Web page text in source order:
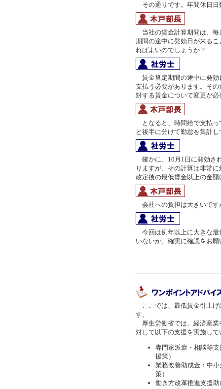
その通りです。年間休日日
当社の賃金計算期間は、毎
期間の途中に発効日が来る
ればよいのでしょうか？
賃金算定期間の途中に発効
支払う必要があります。そ
対する賃金について変更が必
となると、時間給で支払っ
と後半に分けて勤怠を集計
確かに、10月1日に発効さ
りますが、その計算は非常
改定後の最低賃金以上の金
会社への負担は大きいです
今回は例年以上に大きな最
いないか、確実に確認をお
ここでは、最低賃金引上げ
す。
厚生労働省では、経済産業
対して以下の支援を実施して
専門家派遣・相談等
援策）
業務改善助成金：中
策）
働き方改革推進支援